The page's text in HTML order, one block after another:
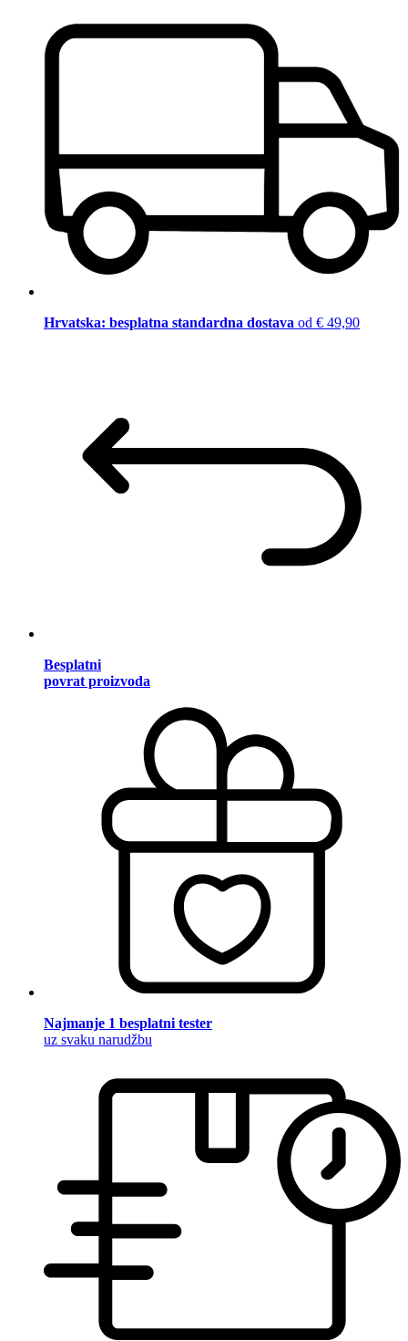
Hrvatska: besplatna standardna dostava od € 49,90
Besplatni
povrat proizvoda
Najmanje 1 besplatni tester
uz svaku narudžbu